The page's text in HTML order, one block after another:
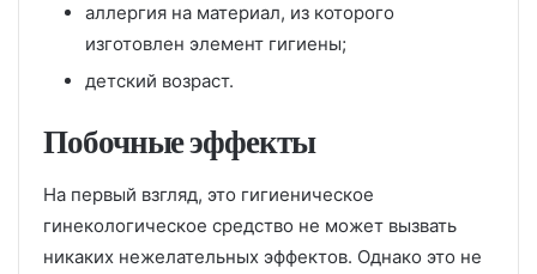
аллергия на материал, из которого
изготовлен элемент гигиены;
детский возраст.
Побочные эффекты
На первый взгляд, это гигиеническое
гинекологическое средство не может вызвать
никаких нежелательных эффектов. Однако это не